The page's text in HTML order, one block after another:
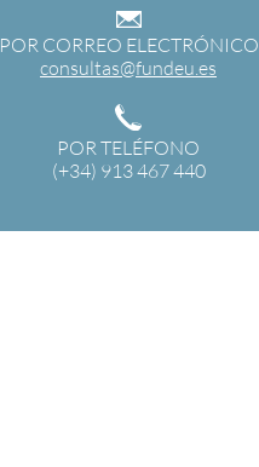
POR CORREO ELECTRÓNICO
consultas@fundeu.es
POR TELÉFONO
(+34) 913 467 440